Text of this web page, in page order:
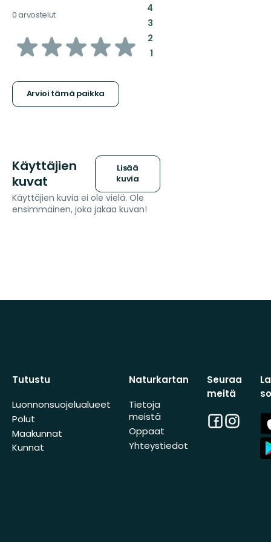
0 arvostelut
/5
Arvioi tämä paikka
4:
3:
2:
1:
Käyttäjien
kuvat
Lisää
kuvia
Käyttäjien kuvia ei ole vielä. Ole
ensimmäinen, joka jakaa kuvan!
Tutustu
Luonnonsuojelualueet
Polut
Maakunnat
Kunnat
Naturkartan
Tietoja
meistä
Oppaat
Yhteystiedot
Seuraa
meitä
Facebook